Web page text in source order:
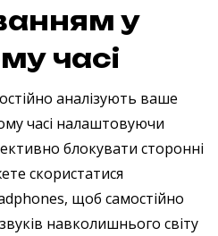
у
часі
аналізують ваше
часі налаштовуючи
блокувати сторонні
скористатися
щоб самостійно
навколишнього світу